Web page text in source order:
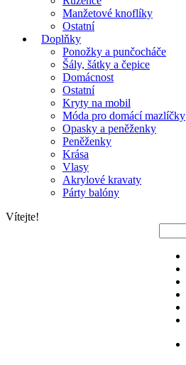
Manžetové knoflíky
Ostatní
Doplňky
Ponožky a punčocháče
Šály, šátky a čepice
Domácnost
Ostatní
Kryty na mobil
Móda pro domácí mazlíčky
Opasky a peněženky
Peněženky
Krása
Vlasy
Akrylové kravaty
Párty balóny
Vítejte!